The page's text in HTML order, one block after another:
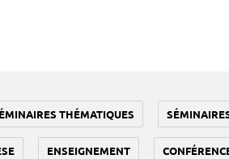
THÉMATIQUES
ENSEIGNEMENT